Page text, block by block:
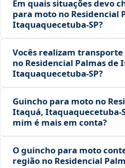
Em quais situações devo
para moto no Residencial
Itaquaquecetuba‑SP?
Vocês realizam
no Residencial Palmas de
Itaquaquecetuba‑SP?
Guincho para moto no
Itaquá,
mim é mais em conta?
O guincho para moto
região no Residencial